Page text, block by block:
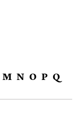
M N O P Q